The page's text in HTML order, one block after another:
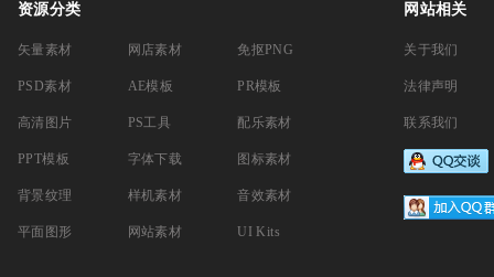
资源分类
矢量素材
PSD素材
高清图片
PPT模板
背景纹理
平面图形
网店素材
AE模板
PS工具
字体下载
样机素材
网站素材
免抠PNG
PR模板
配乐素材
图标素材
音效素材
UI Kits
网站相关
关于我们
法律声明
联系我们